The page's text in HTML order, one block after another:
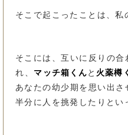
そこで起こったことは、私
そこには、互いに反りの
れ、 マッチ箱くんと 火薬樽
あなたの幼少期を思い出
半分に人を挑発したりと